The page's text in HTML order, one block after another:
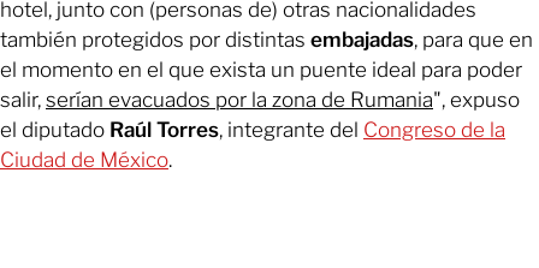
hotel, junto con (personas de) otras nacionalidades
también protegidos por distintas embajadas, para que en
el momento en el que exista un puente ideal para poder
salir, serían evacuados por la zona de Rumania", expuso
el diputado Raúl Torres, integrante del Congreso de la
Ciudad de México.